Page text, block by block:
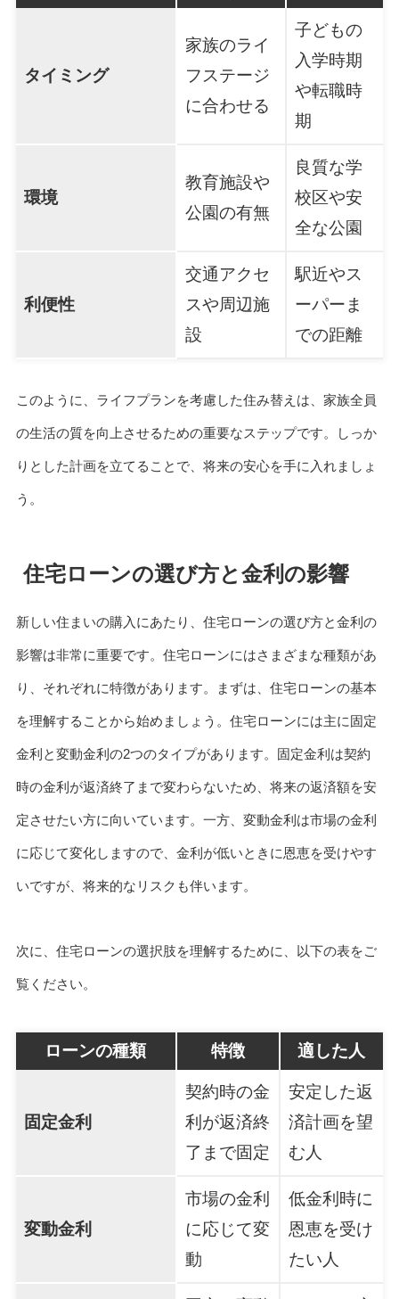
タイミング
家族のライ
フステージ
に合わせる
子どもの
入学時期
や転職時
期
環境
教育施設や
公園の有無
良質な学
校区や安
全な公園
利便性
交通アクセ
スや周辺施
設
駅近やス
ーパーま
での距離
このように、ライフプランを考慮した住み替えは、家族全員
の生活の質を向上させるための重要なステップです。しっか
りとした計画を立てることで、将来の安心を手に入れましょ
う。
住宅ローンの選び方と金利の影響
新しい住まいの購入にあたり、住宅ローンの選び方と金利の
影響は非常に重要です。住宅ローンにはさまざまな種類があ
り、それぞれに特徴があります。まずは、住宅ローンの基本
を理解することから始めましょう。住宅ローンには主に固定
金利と変動金利の2つのタイプがあります。固定金利は契約
時の金利が返済終了まで変わらないため、将来の返済額を安
定させたい方に向いています。一方、変動金利は市場の金利
に応じて変化しますので、金利が低いときに恩恵を受けやす
いですが、将来的なリスクも伴います。
次に、住宅ローンの選択肢を理解するために、以下の表をご
覧ください。
ローンの種類 特徴 適した人
固定金利
契約時の金
利が返済終
了まで固定
安定した返
済計画を望
む人
変動金利
市場の金利
に応じて変
動
低金利時に
恩恵を受け
たい人